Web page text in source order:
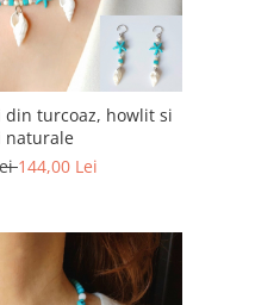
din turcoaz, howlit si
naturale
144,00 Lei